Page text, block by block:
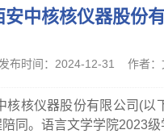
安中核核仪器股份
发布时间：2024-12-31 作者：
核核仪器股份有限公司(以
同。语言文学学院2023级